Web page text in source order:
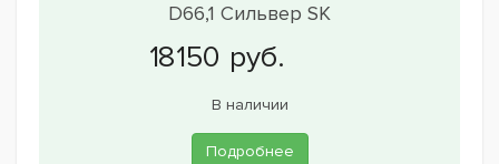
D66,1 Сильвер SK
В наличии
Подробнее